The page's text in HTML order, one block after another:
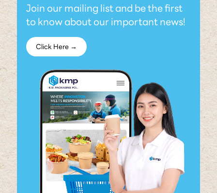
Join our mailing list and be the first
to know about our important news!
Click Here →